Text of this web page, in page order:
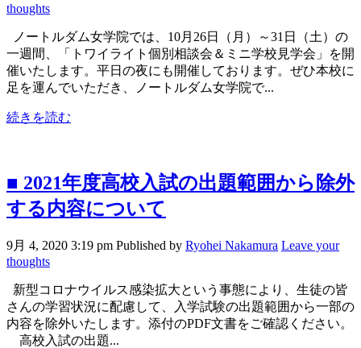
thoughts
ノートルダム女学院では、10月26日（月）～31日（土）の
一週間、「トワイライト個別相談会＆ミニ学校見学会」を開
催いたします。平日の夜にも開催しております。ぜひ本校に
足を運んでいただき、ノートルダム女学院で...
続きを読む
■ 2021年度高校入試の出題範囲から除外
する内容について
9月 4, 2020 3:19 pm Published by Ryohei Nakamura Leave your
thoughts
新型コロナウイルス感染拡大という事態により、生徒の皆
さんの学習状況に配慮して、入学試験の出題範囲から一部の
内容を除外いたします。添付のPDF文書をご確認ください。
高校入試の出題...